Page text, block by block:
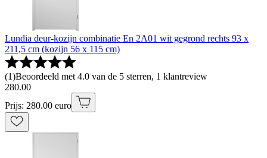
Lundia deur-kozijn combinatie En 2A01 wit gegrond rechts 93 x
211,5 cm (kozijn 56 x 115 cm)
(1)Beoordeeld met 4.0 van de 5 sterren, 1 klantreview
280.00
Prijs: 280.00 euro